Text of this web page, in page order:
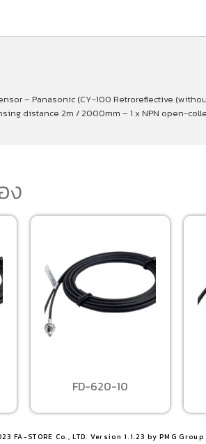
– Panasonic (CY-100 Retroreflective
distance 2m / 2000mm – 1 x NPN open-
ง
FD-620-10
FA-STORE Co., LTD. Version 1.1.23 by PMG